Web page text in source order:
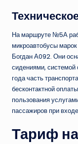
На маршруте №5А
микроавтобусы
Богдан А092. Они
сидениями,
года часть
бесконтактной
пользования
пассажиров при
Тариф